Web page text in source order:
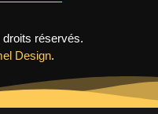
réservés.
Design.